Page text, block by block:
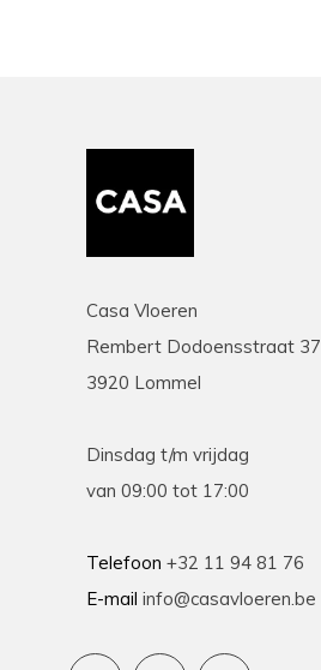
Casa Vloeren
Rembert Dodoensstraat 37
3920 Lommel
Dinsdag t/m vrijdag
van 09:00 tot 17:00
Telefoon +32 11 94 81 76
E-mail info@casavloeren.be